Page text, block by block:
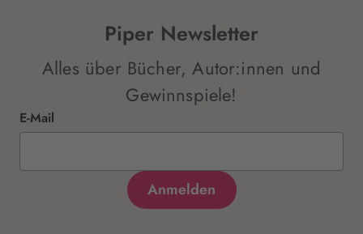
Piper Newsletter
Alles über Bücher, Autor:innen und
Gewinnspiele!
E-Mail